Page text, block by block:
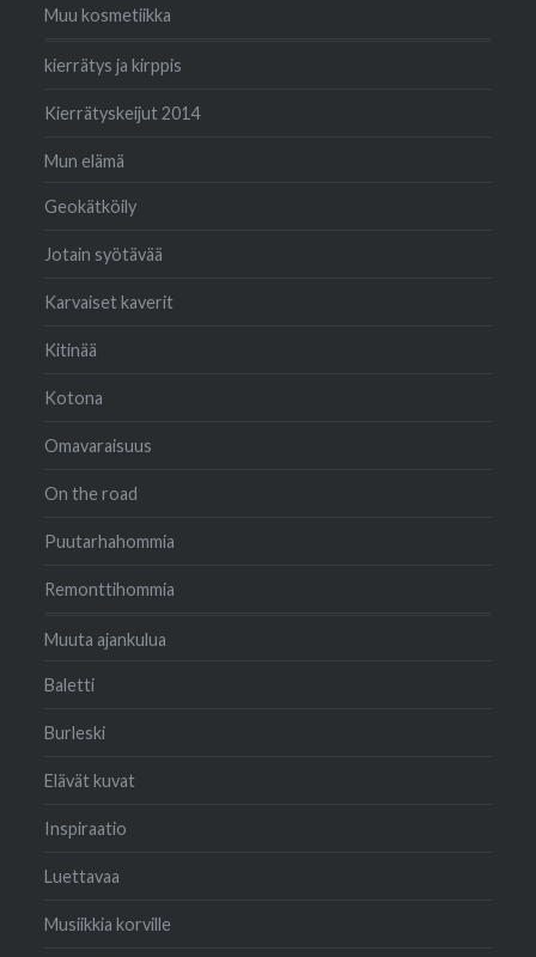
Muu kosmetiikka
kierrätys ja kirppis
Kierrätyskeijut 2014
Mun elämä
Geokätköily
Jotain syötävää
Karvaiset kaverit
Kitinää
Kotona
Omavaraisuus
On the road
Puutarhahommia
Remonttihommia
Muuta ajankulua
Baletti
Burleski
Elävät kuvat
Inspiraatio
Luettavaa
Musiikkia korville